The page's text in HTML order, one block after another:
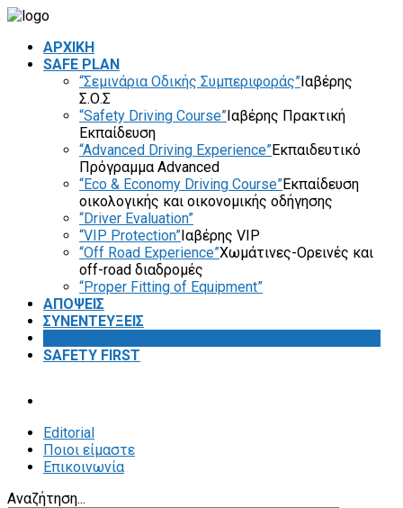
ΑΡΧΙΚΗ
SAFE PLAN
“Σεμινάρια Οδικής Συμπεριφοράς”Ιαβέρης
Σ.Ο.Σ
“Safety Driving Course”Ιαβέρης Πρακτική
Εκπαίδευση
“Advanced Driving Experience”Εκπαιδευτικό
Πρόγραμμα Advanced
“Eco & Economy Driving Course”Εκπαίδευση
οικολογικής και οικονομικής οδήγησης
“Driver Evaluation”
“VIP Protection”Ιαβέρης VIP
“Off Road Experience”Χωμάτινες-Ορεινές και
off-road διαδρομές
“Proper Fitting of Equipment”
ΑΠΟΨΕΙΣ
ΣΥΝΕΝΤΕΥΞΕΙΣ
SAFETY FIRST
Editorial
Ποιοι είμαστε
Επικοινωνία
Αναζήτηση...